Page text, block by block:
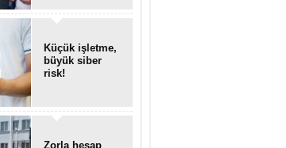
Küçük işletme,
büyük siber
risk!
Zorla hesap